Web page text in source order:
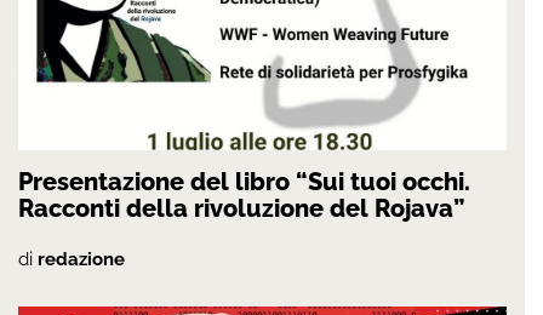
Presentazione del libro “Sui tuoi occhi.
Racconti della rivoluzione del Rojava”
di redazione